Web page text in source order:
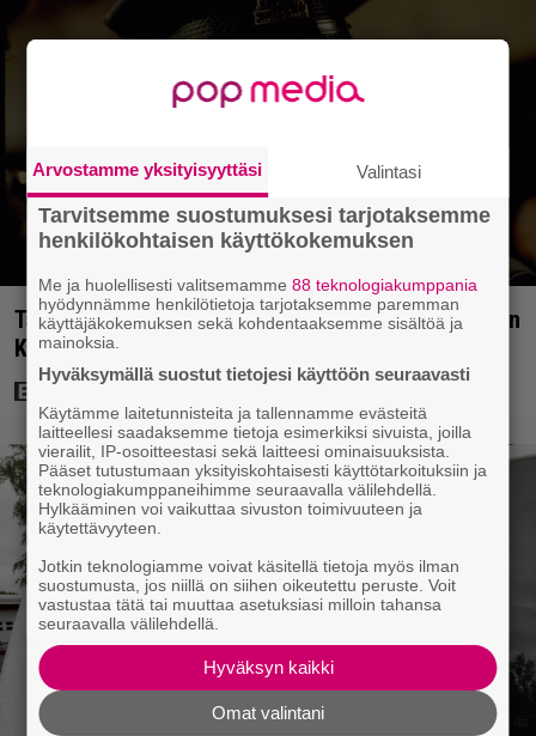
Tänään tv:ssä: Loistoleffa vuodelta 1999 – Stephen
King ja Tom Hanks laadun takeina
Arvostamme yksityisyyttäsi Valintasi
Tarvitsemme suostumuksesi tarjotaksemme
henkilökohtaisen käyttökokemuksen
Me ja huolellisesti valitsemamme88 teknologiakumppania
hyödynnämme henkilötietoja tarjotaksemme paremman
käyttäjäkokemuksen sekä kohdentaaksemme sisältöä ja
mainoksia.
Hyväksymällä suostut tietojesi käyttöön seuraavasti
Käytämme laitetunnisteita ja tallennamme evästeitä
laitteellesi saadaksemme tietoja esimerkiksi sivuista, joilla
vierailit, IP-osoitteestasi sekä laitteesi ominaisuuksista.
Pääset tutustumaan yksityiskohtaisesti käyttötarkoituksiin ja
teknologiakumppaneihimme seuraavalla välilehdellä.
Hylkääminen voi vaikuttaa sivuston toimivuuteen ja
käytettävyyteen.
Jotkin teknologiamme voivat käsitellä tietoja myös ilman
suostumusta, jos niillä on siihen oikeutettu peruste. Voit
vastustaa tätä tai muuttaa asetuksiasi milloin tahansa
seuraavalla välilehdellä.
Hyväksyn kaikki
Omat valintani